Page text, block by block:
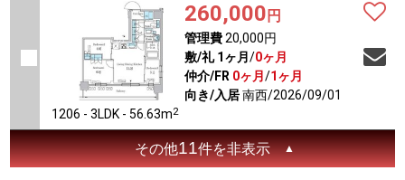
1206 - 3LDK - 56.63m2
260,000 円
管理費20,000円
敷/礼 1ヶ月 /0ヶ月
仲介/FR 0ヶ月 /1ヶ月
向き/入居南西/2026/09/01
その他11件を非表示